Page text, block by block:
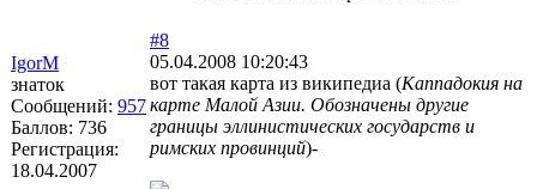
IgorM
знаток
Сообщений: 957
Баллов: 736
Регистрация:
18.04.2007
#8
05.04.2008 10:20:43
вот такая карта из википедиа (Каппадокия на
карте Малой Азии. Обозначены другие
границы эллинистических государств и
римских провинций)-